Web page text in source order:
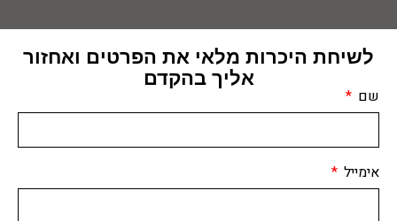
לשיחת היכרות מלאי את הפרטים ואחזור
אליך בהקדם
שם
אימייל